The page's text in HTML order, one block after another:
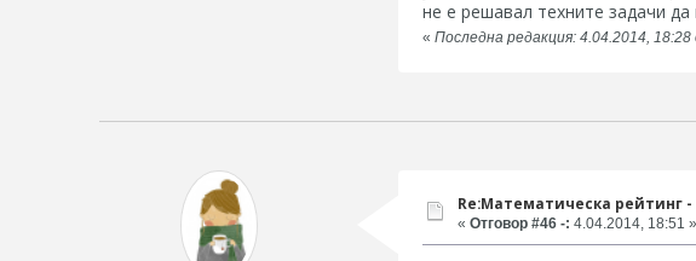
не е решавал техните задачи
« Последна редакция: 4.04.2014,
Re:Математическа рейтинг -
« Отговор #46 -: 4.04.2014, 18:51 »